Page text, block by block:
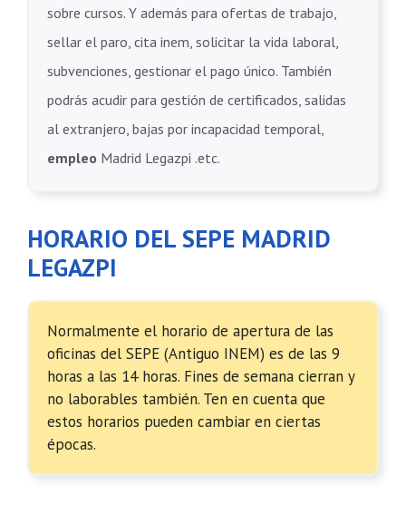
sobre cursos. Y además para ofertas de trabajo,
sellar el paro, cita inem, solicitar la vida laboral,
subvenciones, gestionar el pago único. También
podrás acudir para gestión de certificados, salidas
al extranjero, bajas por incapacidad temporal,
empleo Madrid Legazpi .etc.
HORARIO DEL SEPE MADRID
LEGAZPI
Normalmente el horario de apertura de las
oficinas del SEPE (Antiguo INEM) es de las 9
horas a las 14 horas. Fines de semana cierran y
no laborables también. Ten en cuenta que
estos horarios pueden cambiar en ciertas
épocas.